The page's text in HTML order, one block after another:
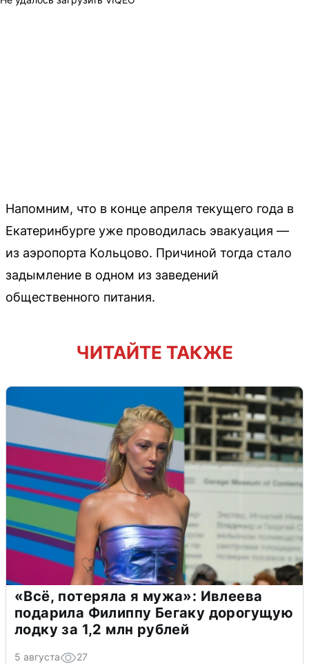
Напомним, что в конце апреля текущего года в
Екатеринбурге уже проводилась эвакуация —
из аэропорта Кольцово. Причиной тогда стало
задымление в одном из заведений
общественного питания.
ЧИТАЙТЕ ТАКЖЕ
«Всё, потеряла я мужа»: Ивлеева
подарила Филиппу Бегаку дорогущую
лодку за 1,2 млн рублей
5 августа 27